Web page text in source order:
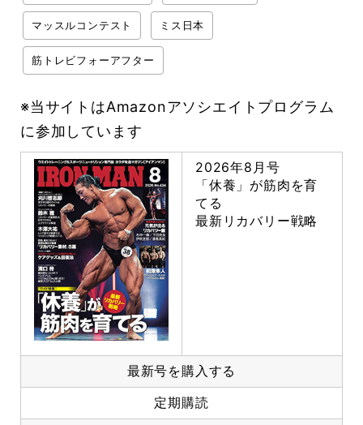
マッスルコンテスト ミス日本
筋トレビフォーアフター
※当サイトはAmazonアソシエイトプログラム
に参加しています
2026年8月号
「休養」が筋肉を育
てる
最新リカバリー戦略
最新号を購入する
定期購読